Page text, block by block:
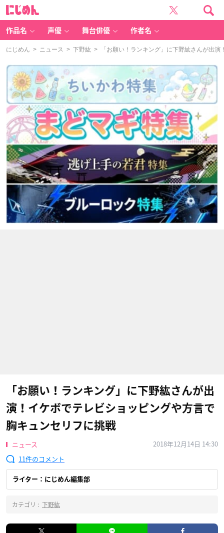
作品名 声優 舞台俳優 作者名
にじめん > ニュース > 下野紘 > 「お願い！ランキング」に下野紘さんが出演
「お願い！ランキング」に下野紘さんが出
演！イケボでテレビショッピングや方言で
胸キュンセリフに挑戦
ニュース
2018年12月14日 14:30
11
ライター：にじめん編集部
カテゴリ : 下野紘